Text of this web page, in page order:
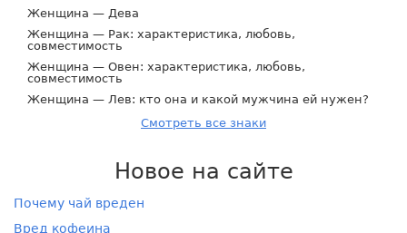
Женщина — Дева
Женщина — Рак: характеристика, любовь,
совместимость
Женщина — Овен: характеристика, любовь,
совместимость
Женщина — Лев: кто она и какой мужчина ей нужен?
Смотреть все знаки
Новое на сайте
Почему чай вреден
Вред кофеина